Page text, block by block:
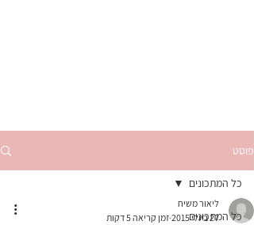
פוסט
כל המתכונים
כל המתכונים
ליאור משיח
27 ביולי 2015
זמן קריאה 5 דקות